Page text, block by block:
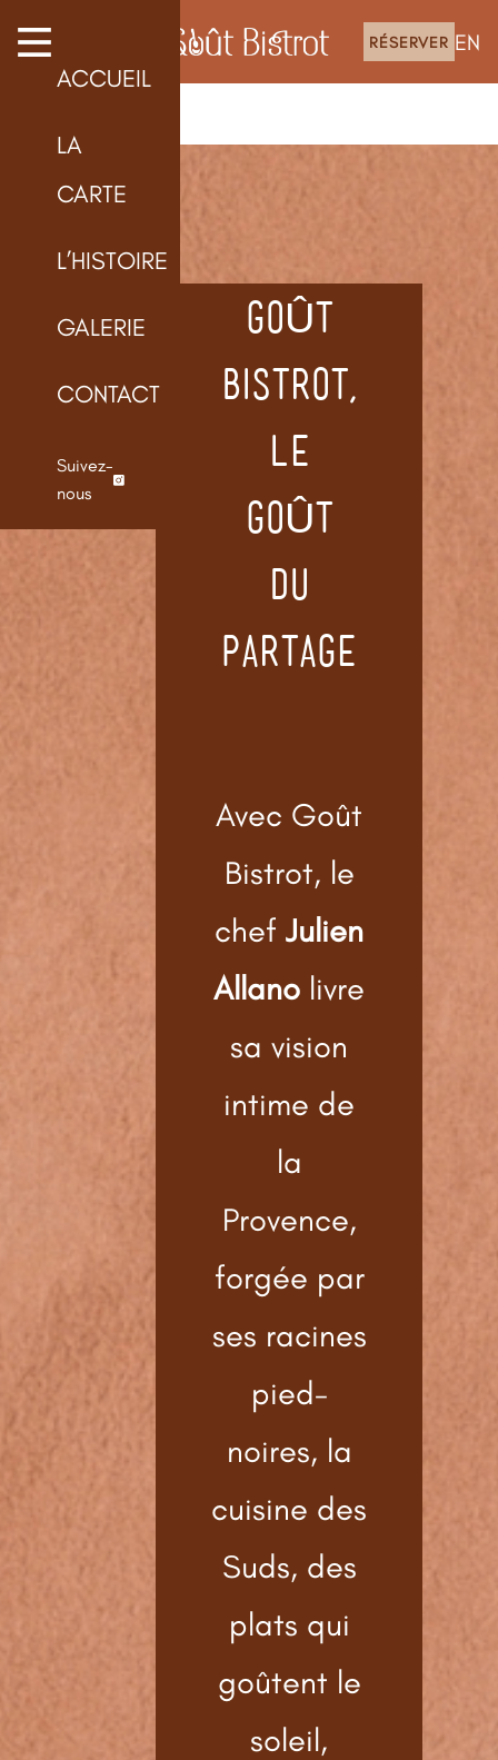
ACCUEIL
LA
CARTE
L’HISTOIRE
GALERIE
CONTACT
Suivez-
nous
RÉSERVER EN
GOÛT
BISTROT,
LE
GOÛT
DU
PARTAGE
Avec Goût
Bistrot, le
chef Julien
Allano livre
sa vision
intime de
la
Provence,
forgée par
ses racines
pied-
noires, la
cuisine des
Suds, des
plats qui
goûtent le
soleil,